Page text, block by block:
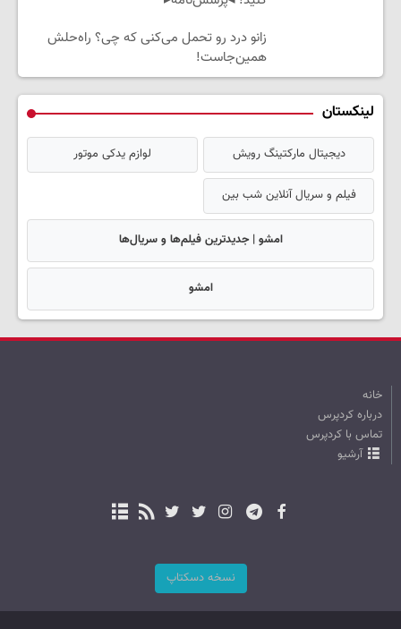
زانو درد رو تحمل می‌کنی که چی؟ راه‌حلش
همین‌جاست!
لینکستان
دیجیتال مارکتینگ رویش لوازم یدکی موتور
فیلم و سریال آنلاین شب بین
امشو | جدیدترین فیلم‌ها و سریال‌ها
امشو
خانه
درباره کردپرس
تماس با کردپرس
آرشیو
نسخه دسکتاپ